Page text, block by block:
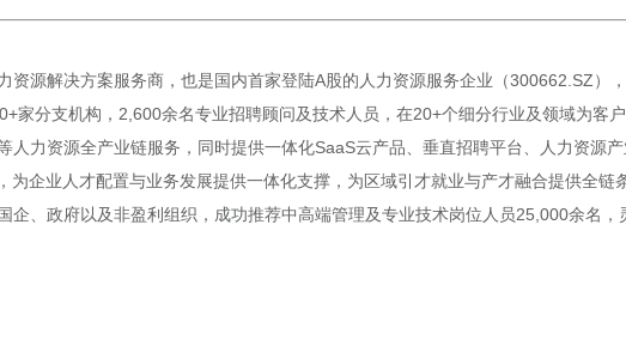
资源解决方案服务商，也是国内首家登陆A股的人力资源服务企业（300662.SZ）
家分支机构，2,600余名专业招聘顾问及技术人员，在20+个细分行业及领域为客
人力资源全产业链服务，同时提供一体化SaaS云产品、垂直招聘平台、人力资源
为企业人才配置与业务发展提供一体化支撑，为区域引才就业与产才融合提供全
企、政府以及非盈利组织，成功推荐中高端管理及专业技术岗位人员25,000余名